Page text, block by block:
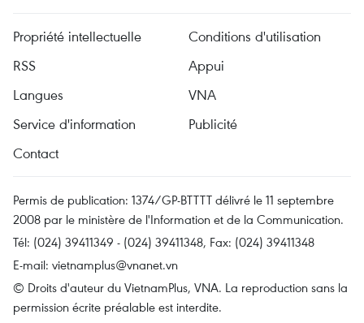
Propriété intellectuelle
Conditions d'utilisation
RSS
Appui
Langues
VNA
Service d'information
Publicité
Contact
Permis de publication: 1374/GP-BTTTT délivré le 11 septembre
2008 par le ministère de l'Information et de la Communication.
Tél: (024) 39411349 - (024) 39411348, Fax: (024) 39411348
E-mail: vietnamplus@vnanet.vn
© Droits d'auteur du VietnamPlus, VNA. La reproduction sans la
permission écrite préalable est interdite.